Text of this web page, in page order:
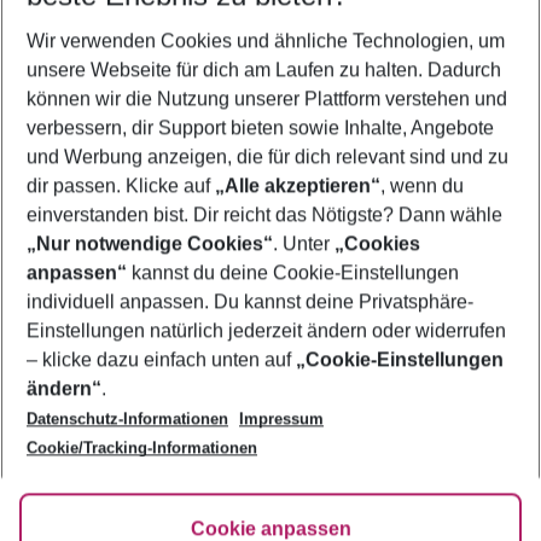
2 Erwachsene Keine Kinder
Mehr Filter anzeigen
Footer
Footer navigation
Über uns
AGB
Bestpreisgarantie
Cookie-Einstellungen ändern
Cookie-Richtlinie
Agenturbetreuung
Barrierefreies Reisen
FAQ
HanseMerkur Reiseversicherung
Folge uns
Wir verwenden Cookies und ähnliche Technologien, um
unsere Webseite für dich am Laufen zu halten. Dadurch
können wir die Nutzung unserer Plattform verstehen und
verbessern, dir Support bieten sowie Inhalte, Angebote
und Werbung anzeigen, die für dich relevant sind und zu
dir passen. Klicke auf „Alle akzeptieren“, wenn du
einverstanden bist. Dir reicht das Nötigste? Dann wähle
„Nur notwendige Cookies“. Unter „Cookies
anpassen“ kannst du deine Cookie-Einstellungen
individuell anpassen. Du kannst deine Privatsphäre-
Einstellungen natürlich jederzeit ändern oder widerrufen
– klicke dazu einfach unten auf „Cookie-Einstellungen
ändern“.
Datenschutz-Informationen
Impressum
Cookie/Tracking-Informationen
Cookie anpassen